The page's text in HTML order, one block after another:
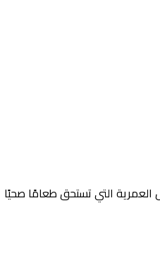
التي تستحق طعامًا صحيًا